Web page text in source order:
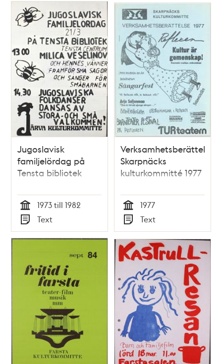
Jugoslavisk
familjelördag på
Tensta bibliotek
Tid
1973 till 1982
Typ
Text
Verksamhetsberättelse,
Skarpnäcks
kulturkommitté 1977
Tid
1977
Typ
Text